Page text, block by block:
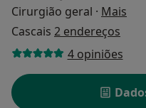
Cirurgião geral · Mais
Cascais 2 endereços
4 opiniões